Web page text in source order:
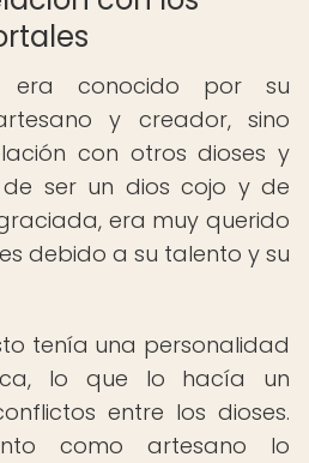
era conocido por su
y creador, sino
con otros dioses y
ser un dios cojo y de
era muy querido
debido a su talento y su
tenía una personalidad
lo que lo hacía un
entre los dioses.
como artesano lo